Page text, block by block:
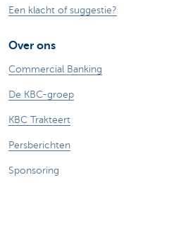
Een klacht of suggestie?
Over ons
Commercial Banking
De KBC-groep
KBC Trakteert
Persberichten
Sponsoring